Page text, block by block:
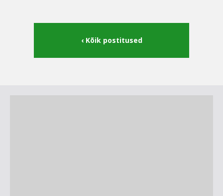
Kõik postitused